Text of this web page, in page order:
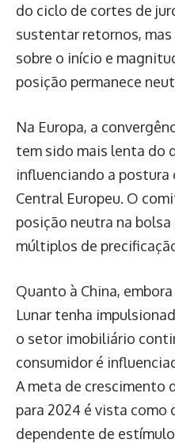
do ciclo de cortes de
sustentar retornos,
sobre o início e
posição permanece
Na Europa, a
tem sido mais lenta do
influenciando a postura
Central Europeu. O
posição neutra na
múltiplos de
Quanto à China,
Lunar tenha
o setor imobiliário
consumidor é
A meta de crescimento
para 2024 é vista como
dependente de